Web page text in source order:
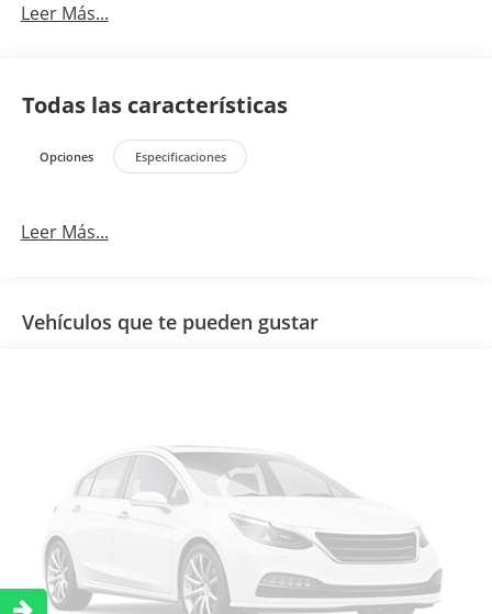
Leer Más...
Todas las características
Opciones Especificaciones
Leer Más...
Vehículos que te pueden gustar